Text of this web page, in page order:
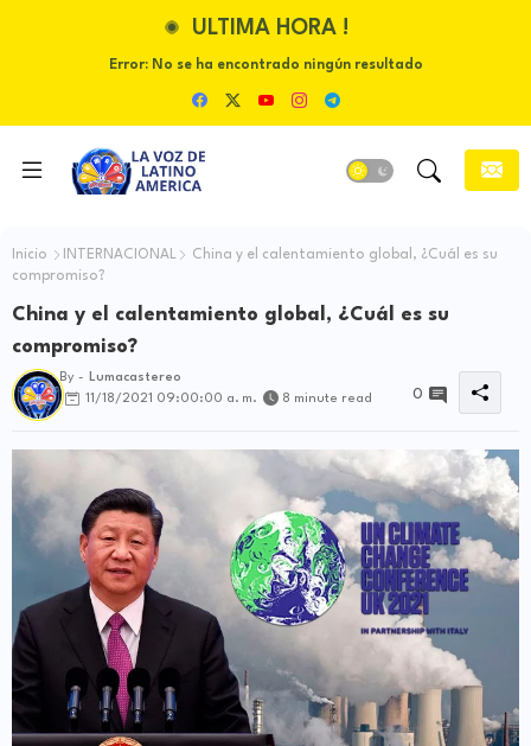
ULTIMA HORA !
Error:No se ha encontrado ningún resultado
Inicio INTERNACIONAL
China y el calentamiento global, ¿Cuál es su
compromiso?
China y el calentamiento global, ¿Cuál es su
compromiso?
By -
Lumacastereo
11/18/2021 09:00:00 a. m.
8 minute read 0